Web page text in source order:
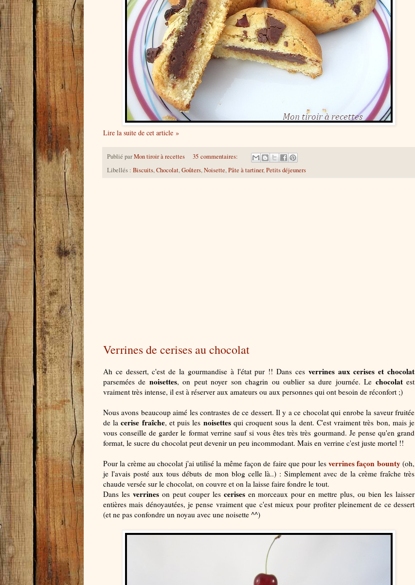
Lire la suite de cet article »
Publié parMon tiroir à recettes
35 commentaires:
Libellés : Biscuits,Chocolat,Goûters,Noisette,Pâte à tartiner,Petits déjeuners
Verrines de cerises au chocolat
Ah ce dessert, c'est de la gourmandise à l'état pur !! Dans ces verrines aux cerises et chocolat
parsemées de noisettes, on peut noyer son chagrin ou oublier sa dure journée. Le chocolatest
vraiment très intense, il est à réserver aux amateurs ou aux personnes qui ont besoin de réconfort ;)
Nous avons beaucoup aimé les contrastes de ce dessert. Il y a ce chocolat qui enrobe la saveur fruitée
de lacerise fraîche, et puis les noisettesqui croquent sous la dent. C'est vraiment très bon, mais je
vous conseille de garder le format verrine sauf si vous êtes très très gourmand. Je pense qu'en grand
format, le sucre du chocolat peut devenir un peu incommodant. Mais en verrine c'est juste mortel !!
Pour la crème au chocolat j'ai utilisé la même façon de faire que pour les verrines façon bounty(oh,
je l'avais posté aux tous débuts de mon blog celle là..) : Simplement avec de la crème fraîche très
chaude versée sur le chocolat, on couvre et on la laisse faire fondre le tout.
Dans les verrineson peut couper les cerisesen morceaux pour en mettre plus, ou bien les laisser
entières mais dénoyautées, je pense vraiment que c'est mieux pour profiter pleinement de ce dessert
(et ne pas confondre un noyau avec une noisette ^^)